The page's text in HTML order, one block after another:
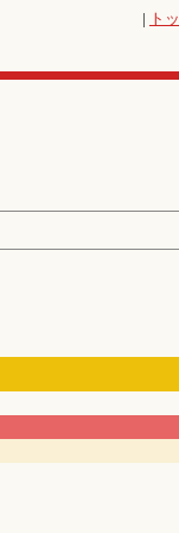
| ト